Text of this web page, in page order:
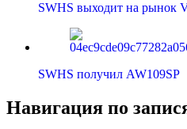
SWHS выходит на рынок
SWHS получил AW109SP
Навигация по